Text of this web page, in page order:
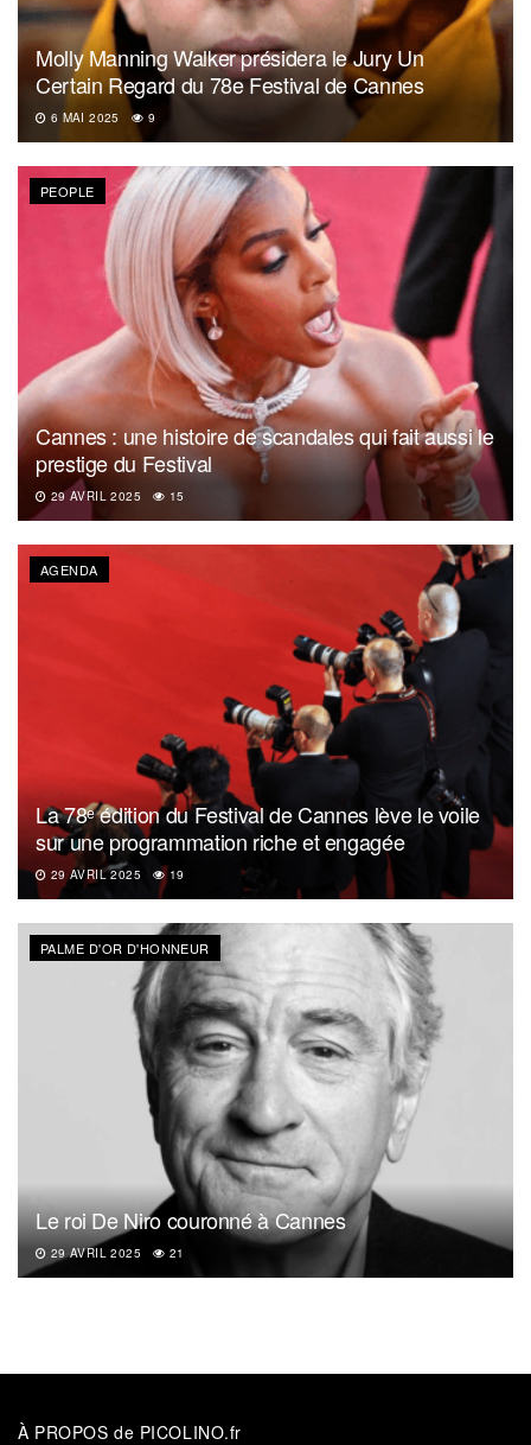
Molly Manning Walker présidera le Jury Un
Certain Regard du 78e Festival de Cannes
6 MAI 2025 9
PEOPLE
Cannes : une histoire de scandales qui fait aussi le
prestige du Festival
29 AVRIL 2025 15
AGENDA
La 78ᵉ édition du Festival de Cannes lève le voile
sur une programmation riche et engagée
29 AVRIL 2025 19
PALME D'OR D'HONNEUR
Le roi De Niro couronné à Cannes
29 AVRIL 2025 21
À PROPOS de PICOLINO.fr